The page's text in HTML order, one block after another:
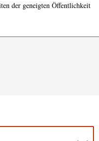
der geneigten Öffentlichkeit